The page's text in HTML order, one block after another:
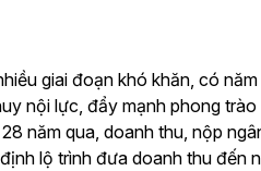
giai đoạn khó khăn, có
nội lực, đẩy mạnh phong
năm qua, doanh thu, nộp
lộ trình đưa doanh thu đến